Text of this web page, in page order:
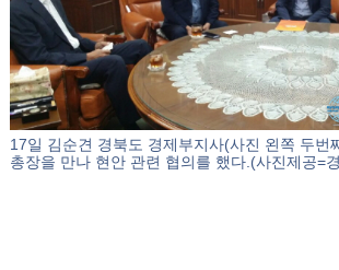
17일 김순견 경북도 경제부지사(사진 왼쪽 두번
총장을 만나 현안 관련 협의를 했다.(사진제공=